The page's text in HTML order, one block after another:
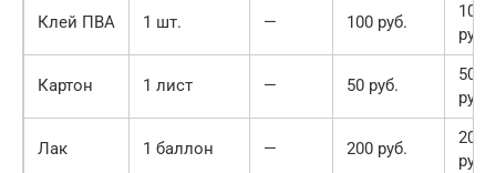
Клей ПВА 1 шт. — 100 руб.
100
руб.
Картон 1 лист — 50 руб.
50
руб.
Лак 1 баллон — 200 руб.
200
руб.